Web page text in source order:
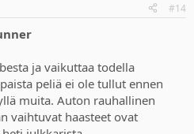
#14
ja vaikuttaa todella
peliä ei ole tullut ennen
muita. Auton rauhallinen
vaihtuvat haasteet ovat